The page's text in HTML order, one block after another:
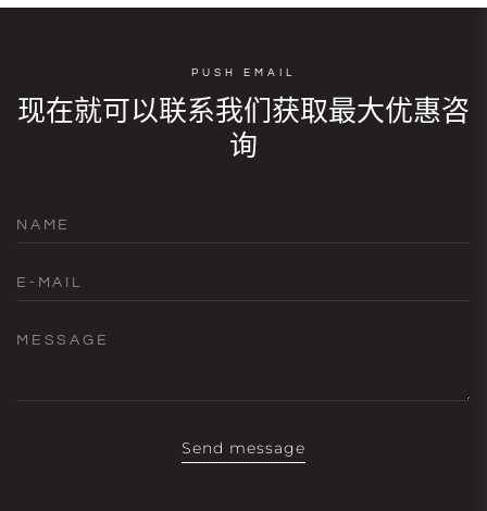
PUSH EMAIL
现在就可以联系我们获取最大优惠咨
询
NAME
E-MAIL
MESSAGE
Send message